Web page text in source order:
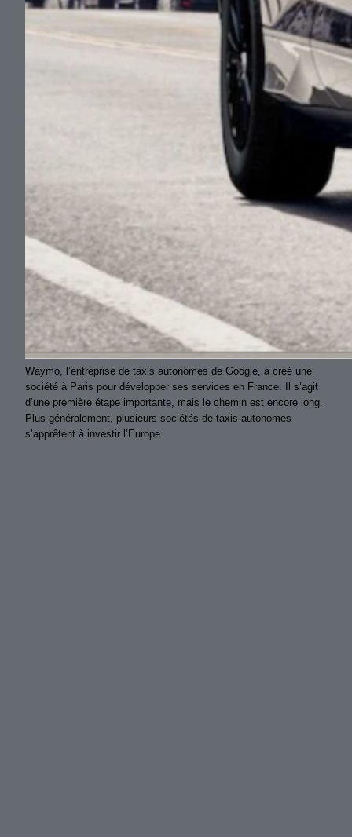
Waymo, l’entreprise de taxis autonomes de Google, a créé une
société à Paris pour développer ses services en France. Il s’agit
d’une première étape importante, mais le chemin est encore long.
Plus généralement, plusieurs sociétés de taxis autonomes
s’apprêtent à investir l’Europe.